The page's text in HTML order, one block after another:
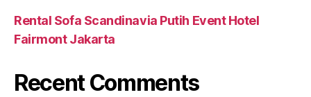
Rental Sofa Scandinavia Putih Event Hotel
Fairmont Jakarta
Recent Comments